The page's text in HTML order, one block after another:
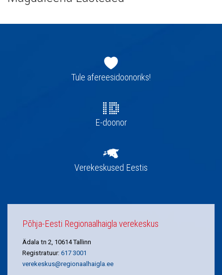
navigatsioonTule afereesidoonoriks!
E-doonor
Verekeskused Eestis
Põhja-Eesti Regionaalhaigla verekeskus
Ädala tn 2, 10614 Tallinn
Registratuur: 617 3001
verekeskus@regionaalhaigla.ee